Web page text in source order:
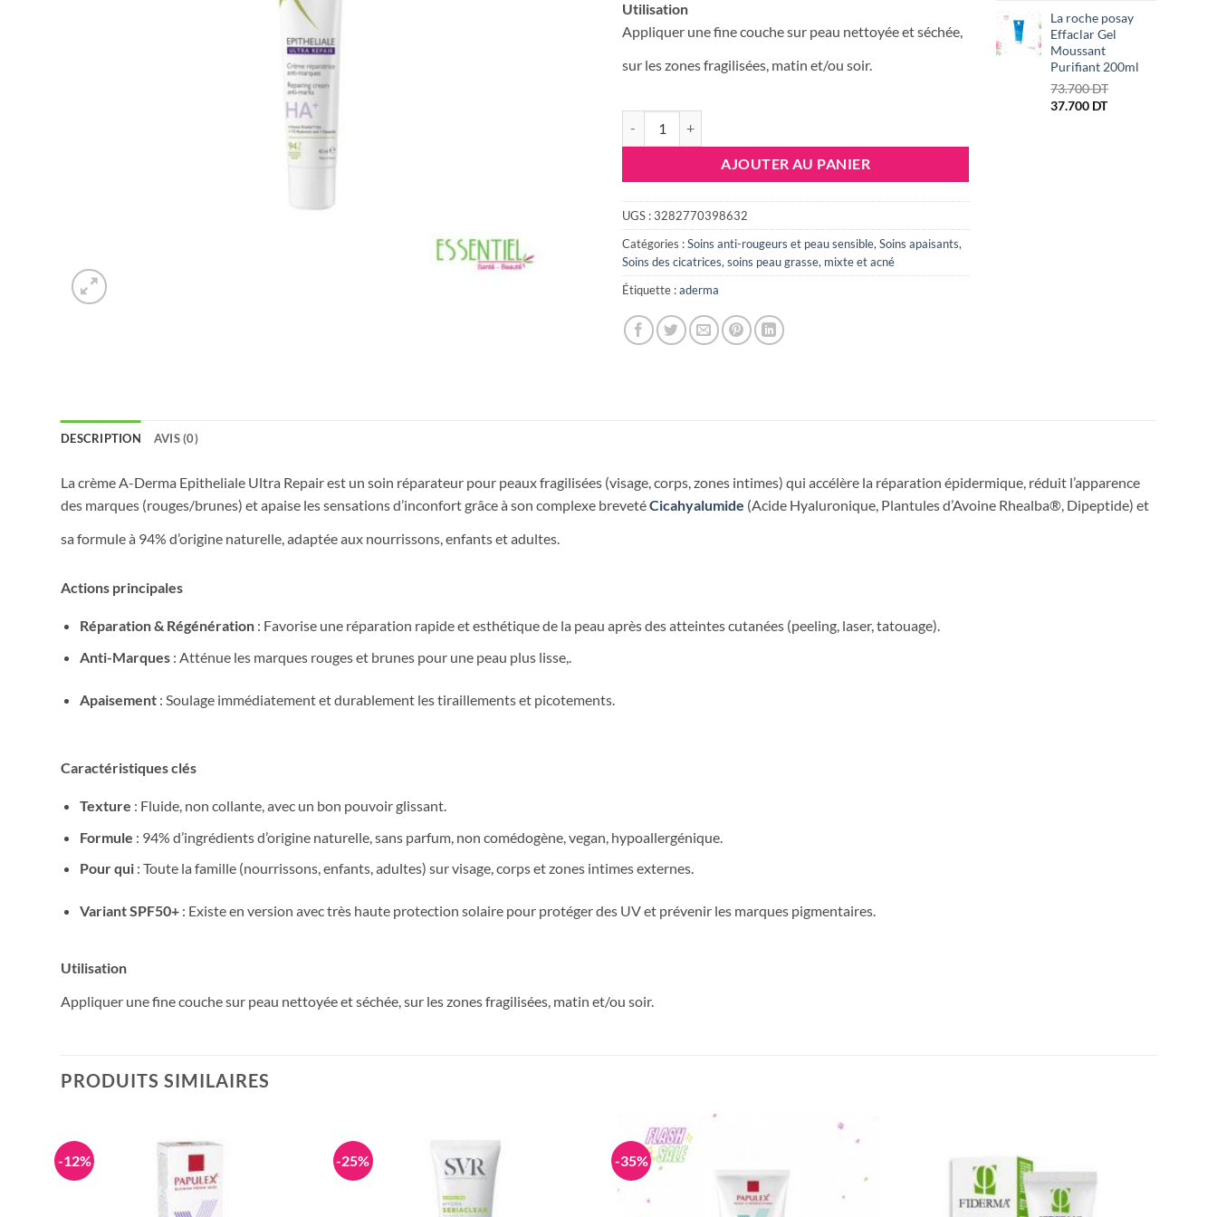
Utilisation
Appliquer une fine couche sur peau nettoyée et séchée,
sur les zones fragilisées, matin et/ou soir.
AJOUTER AU PANIER
UGS :3282770398632
Catégories :Soins anti-rougeurs et peau sensible, Soins apaisants,
Soins des cicatrices, soins peau grasse, mixte et acné
Étiquette :aderma
La roche posay
Effaclar Gel
Moussant
Purifiant 200ml
73.700DT
37.700 DTLe
DESCRIPTION AVIS (0)
La crème A-Derma Epitheliale Ultra Repair est un soin réparateur pour peaux fragilisées (visage, corps, zones intimes) qui accélère la réparation épidermique, réduit l’apparence
des marques (rouges/brunes) et apaise les sensations d’inconfort grâce à son complexe brevetéCicahyalumide (Acide Hyaluronique, Plantules d’Avoine Rhealba®, Dipeptide) et
sa formule à 94% d’origine naturelle, adaptée aux nourrissons, enfants et adultes.
Actions principales
Réparation & Régénération: Favorise une réparation rapide et esthétique de la peau après des atteintes cutanées (peeling, laser, tatouage).
Anti-Marques: Atténue les marques rouges et brunes pour une peau plus lisse,.
Apaisement: Soulage immédiatement et durablement les tiraillements et picotements.
Caractéristiques clés
Texture : Fluide, non collante, avec un bon pouvoir glissant.
Formule : 94% d’ingrédients d’origine naturelle, sans parfum, non comédogène, vegan, hypoallergénique.
Pour qui: Toute la famille (nourrissons, enfants, adultes) sur visage, corps et zones intimes externes.
Variant SPF50+: Existe en version avec très haute protection solaire pour protéger des UV et prévenir les marques pigmentaires.
Utilisation
Appliquer une fine couche sur peau nettoyée et séchée, sur les zones fragilisées, matin et/ou soir.
PRODUITS SIMILAIRES
-12% -25% -35%